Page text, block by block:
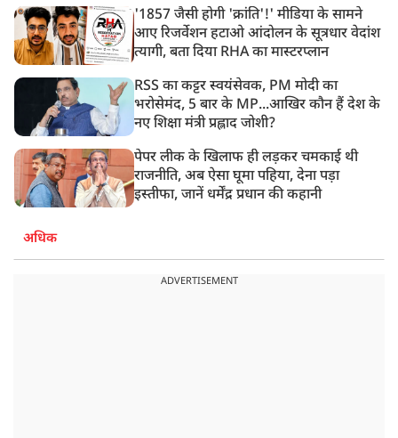
'1857 जैसी होगी 'क्रांति'!' मीडिया के सामने
आए रिजर्वेशन हटाओ आंदोलन के सूत्रधार वेदांश
त्यागी, बता दिया RHA का मास्टरप्लान
RSS का कट्टर स्वयंसेवक, PM मोदी का
भरोसेमंद, 5 बार के MP...आखिर कौन हैं देश के
नए शिक्षा मंत्री प्रह्लाद जोशी?
पेपर लीक के खिलाफ ही लड़कर चमकाई थी
राजनीति, अब ऐसा घूमा पहिया, देना पड़ा
इस्तीफा, जानें धर्मेंद्र प्रधान की कहानी
अधिक
ADVERTISEMENT